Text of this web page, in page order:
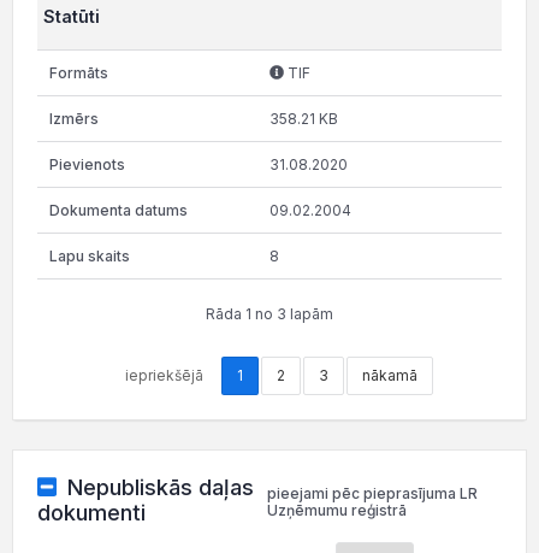
Statūti
TIF
358.21 KB
31.08.2020
09.02.2004
8
Rāda 1 no 3 lapām
iepriekšējā 1 2 3 nākamā
Nepubliskās daļas
dokumenti
pieejami pēc pieprasījuma LR
Uzņēmumu reģistrā